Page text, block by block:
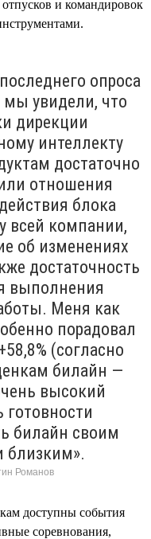
и командировок
опроса
мы увидели, что
дирекции
интеллекту
достаточно
отношения
блока
всей компании,
об изменениях
достаточность
выполнения
Меня как
порадовал
(согласно
билайн —
высокий
готовности
билайн своим
близким».
Романов
доступны события
соревнования,